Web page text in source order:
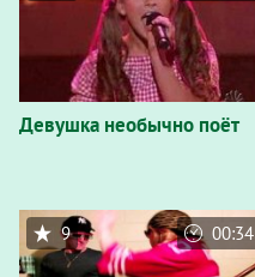
Девушка необычно поёт
9 00:34